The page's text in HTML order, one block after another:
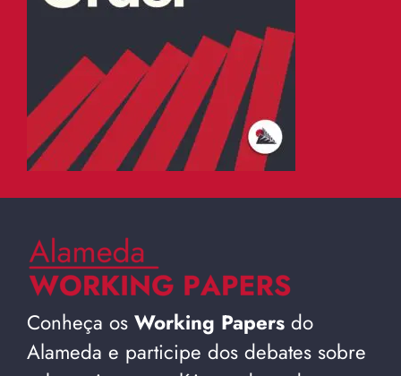
Conheça os Working Papers do
Alameda e participe dos debates sobre